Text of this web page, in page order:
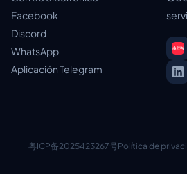
Facebook
Discord
WhatsApp
Aplicación Telegram
粤ICP备2025423267号Política de